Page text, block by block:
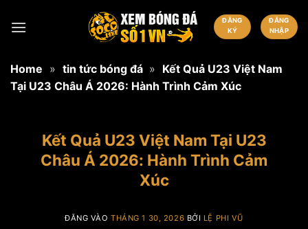
qua
ĐĂNG
KÝ
ĐĂNG
NHẬP
Home » tin tức bóng đá » Kết Quả U23 Việt Nam
Tại U23 Châu Á 2026: Hành Trình Cảm Xúc
Kết Quả U23 Việt Nam Tại U23
Châu Á 2026: Hành Trình Cảm
Xúc
ĐĂNG VÀOTHÁNG 1 30, 2026 BỞI LỆ PHI VŨ